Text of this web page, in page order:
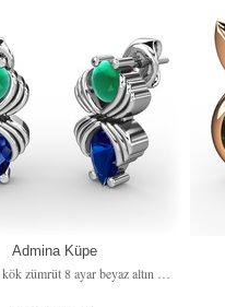
Admina Küpe